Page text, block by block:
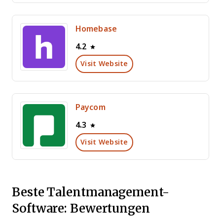
Homebase
4.2
Visit Website
Paycom
4.3
Visit Website
Beste Talentmanagement-
Software: Bewertungen